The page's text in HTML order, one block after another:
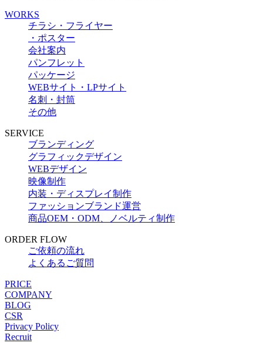
WORKS
チラシ・フライヤー
・ポスター
会社案内
パンフレット
パッケージ
WEBサイト・LPサイト
名刺・封筒
その他
SERVICE
ブランディング
グラフィックデザイン
WEBデザイン
映像制作
内装・ディスプレイ制作
ファッションブランド運営
商品OEM・ODM、ノベルティ制作
ORDER FLOW
ご依頼の流れ
よくあるご質問
PRICE
COMPANY
BLOG
CSR
Privacy Policy
Recruit